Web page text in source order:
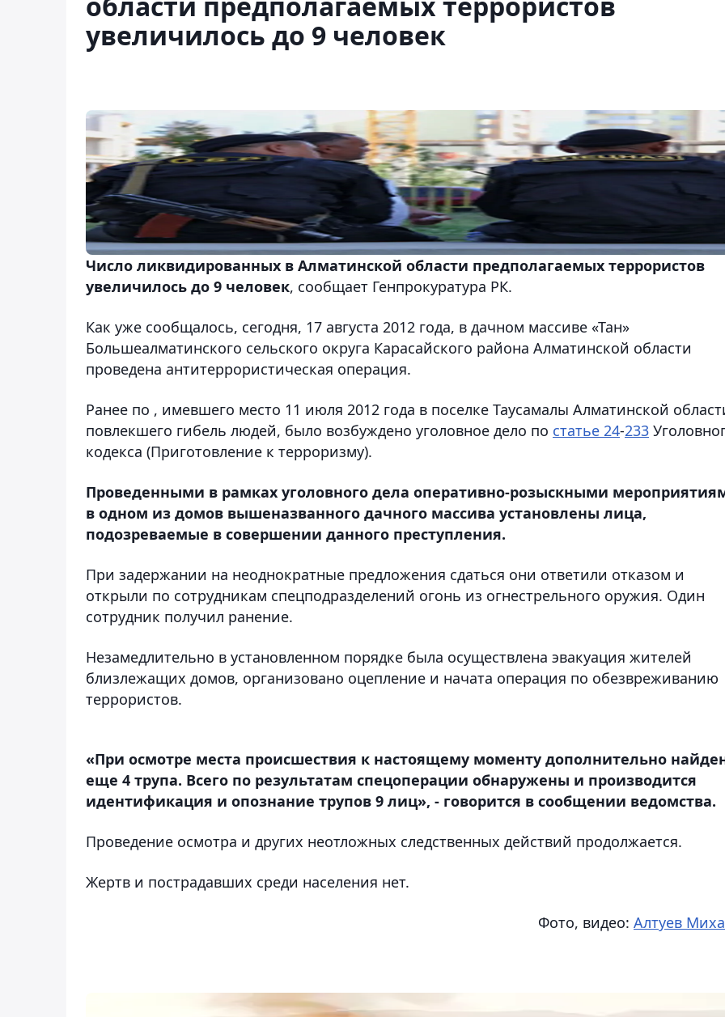
увеличилось до 9 человек
Число ликвидированных в Алматинской области предполагаемых террористов
увеличилось до 9 человек, сообщает Генпрокуратура РК.
Как уже сообщалось, сегодня, 17 августа 2012 года, в дачном массиве «Тан»
Большеалматинского сельского округа Карасайского района Алматинской области
проведена антитеррористическая операция.
Ранее по , имевшего место 11 июля 2012 года в поселке Таусамалы Алматинской
повлекшего гибель людей, было возбуждено уголовное дело по статье 24-233
кодекса (Приготовление к терроризму).
Проведенными в рамках уголовного дела оперативно-розыскными
в одном из домов вышеназванного дачного массива установлены лица,
подозреваемые в совершении данного преступления.
При задержании на неоднократные предложения сдаться они ответили отказом и
открыли по сотрудникам спецподразделений огонь из огнестрельного оружия. Один
сотрудник получил ранение.
Незамедлительно в установленном порядке была осуществлена эвакуация жителей
близлежащих домов, организовано оцепление и начата операция по обезвреживанию
террористов.
«При осмотре места происшествия к настоящему моменту дополнительно
еще 4 трупа. Всего по результатам спецоперации обнаружены и производится
идентификация и опознание трупов 9 лиц», - говорится в сообщении ведомства.
Проведение осмотра и других неотложных следственных действий продолжается.
Жертв и пострадавших среди населения нет.
Фото, видео: Алтуев